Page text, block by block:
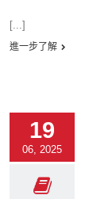
[...]
進一步了解
19
06, 2025